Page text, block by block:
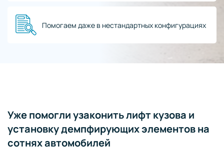
Помогаем даже в нестандартных конфигурациях
Уже помогли узаконить лифт кузова и
установку демпфирующих элементов на
сотнях автомобилей